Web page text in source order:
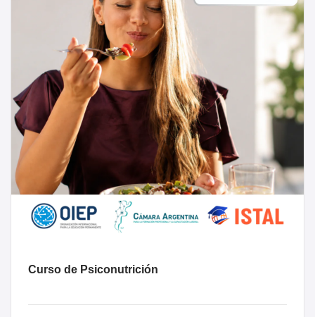
Curso de Psiconutrición